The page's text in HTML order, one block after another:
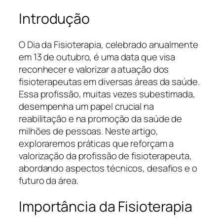
Introdução
O Dia da Fisioterapia, celebrado anualmente
em 13 de outubro, é uma data que visa
reconhecer e valorizar a atuação dos
fisioterapeutas em diversas áreas da saúde.
Essa profissão, muitas vezes subestimada,
desempenha um papel crucial na
reabilitação e na promoção da saúde de
milhões de pessoas. Neste artigo,
exploraremos práticas que reforçam a
valorização da profissão de fisioterapeuta,
abordando aspectos técnicos, desafios e o
futuro da área.
Importância da Fisioterapia